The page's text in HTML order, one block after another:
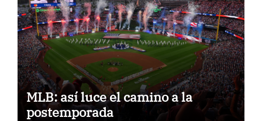
MLB: así luce el camino a la
postemporada